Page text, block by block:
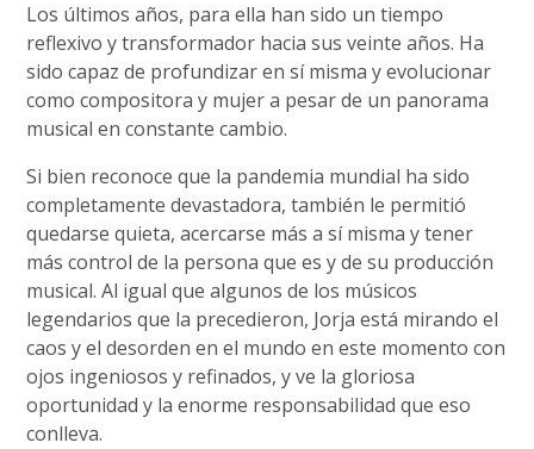
Los últimos años, para ella han sido un tiempo
reflexivo y transformador hacia sus veinte años. Ha
sido capaz de profundizar en sí misma y evolucionar
como compositora y mujer a pesar de un panorama
musical en constante cambio.
Si bien reconoce que la pandemia mundial ha sido
completamente devastadora, también le permitió
quedarse quieta, acercarse más a sí misma y tener
más control de la persona que es y de su producción
musical. Al igual que algunos de los músicos
legendarios que la precedieron, Jorja está mirando el
caos y el desorden en el mundo en este momento con
ojos ingeniosos y refinados, y ve la gloriosa
oportunidad y la enorme responsabilidad que eso
conlleva.